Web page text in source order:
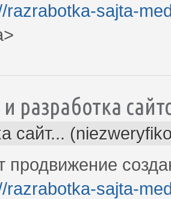
razrabotka-sajta-
разработка
сайт...
продвижение
razrabotka-sajta-